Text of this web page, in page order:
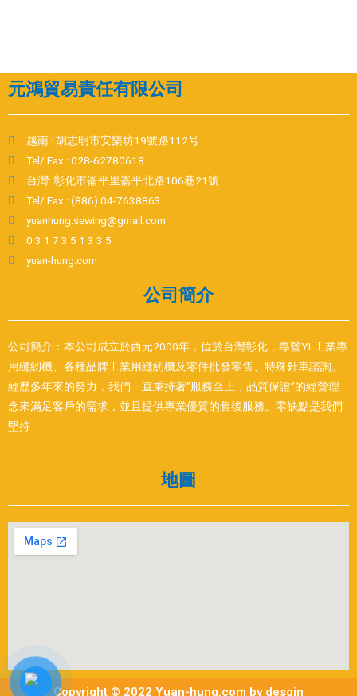
元鴻貿易責任有限公司
越南 : 胡志明市安樂坊19號路112号
Tel/ Fax : 028-62780618
台灣: 彰化市崙平里崙平北路106巷21號
Tel/ Fax : (886) 04-7638863
yuanhung.sewing@gmail.com
0 3 1 7 3 5 1 3 3 5
yuan-hung.com
公司簡介
公司簡介：本公司成立於西元2000年，位於台灣彰化，專營YL工業專
用縫紉機、各種品牌工業用縫紉機及零件批發零售、特殊針車諮詢。
經歷多年來的努力，我們一直秉持著”服務至上，品質保證”的經營理
念來滿足客戶的需求，並且提供專業優質的售後服務。零缺點是我們
堅持
地圖
Copyright © 2022 Yuan-hung.com by desgin